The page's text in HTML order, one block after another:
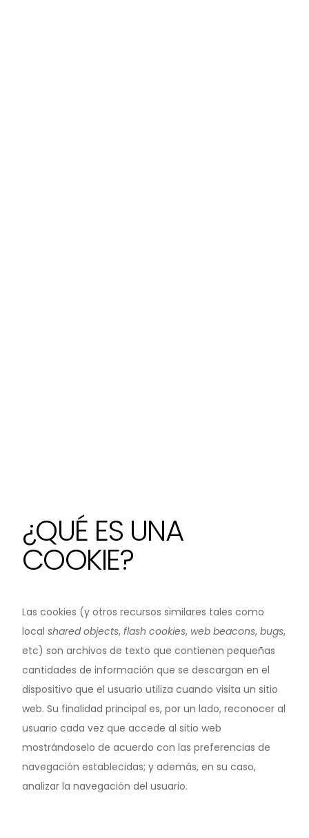
¿QUÉ ES UNA
COOKIE?
Las cookies (y otros recursos similares tales como
local shared objects, flash cookies, web beacons, bugs,
etc) son archivos de texto que contienen pequeñas
cantidades de información que se descargan en el
dispositivo que el usuario utiliza cuando visita un sitio
web. Su finalidad principal es, por un lado, reconocer al
usuario cada vez que accede al sitio web
mostrándoselo de acuerdo con las preferencias de
navegación establecidas; y además, en su caso,
analizar la navegación del usuario.